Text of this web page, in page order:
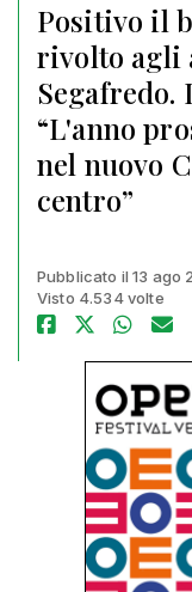
Positivo il
rivolto agli
“L'anno
nel nuovo
centro”
Pubblicato il 13 ago
Visto 4.534 volte